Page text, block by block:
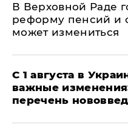
В Верховной Раде
реформу пенсий и
может измениться
С 1 августа в
важные
перечень